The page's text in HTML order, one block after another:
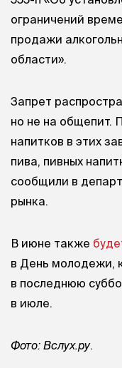
ограничений
продажи
области».
Запрет
но не на общепит.
напитков в этих
пива, пивных
сообщили в
рынка.
В июне также
в День молодежи,
в последнюю
в июле.
Фото: Вслух.ру.